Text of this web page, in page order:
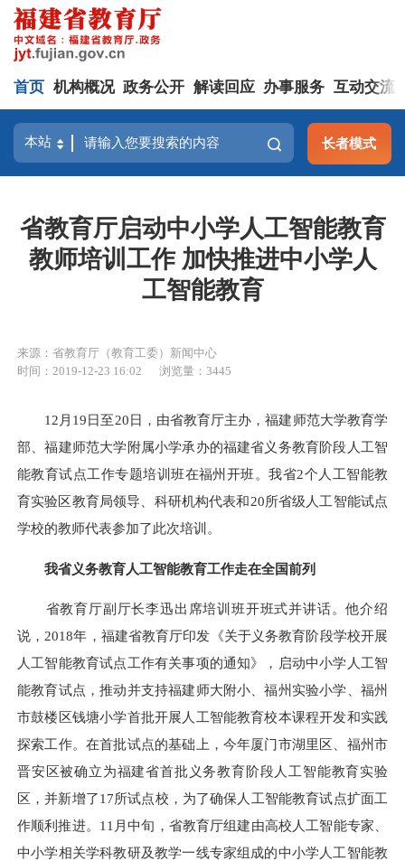
首页 机构概况 政务公开 解读回应 办事服务 互动交流
长者模式
省教育厅启动中小学人工智能教育
教师培训工作 加快推进中小学人
工智能教育
来源：省教育厅（教育工委）新闻中心
时间：2019-12-23 16:02
浏览量：3445
12月19日至20日，由省教育厅主办，福建师范大学教育学
部、福建师范大学附属小学承办的福建省义务教育阶段人工智
能教育试点工作专题培训班在福州开班。我省2个人工智能教
育实验区教育局领导、科研机构代表和20所省级人工智能试点
学校的教师代表参加了此次培训。
我省义务教育人工智能教育工作走在全国前列
省教育厅副厅长李迅出席培训班开班式并讲话。他介绍
说， 2018年 ， 福建省教育厅印发《关于义务教育阶段学校开展
人工智能教育试点工作有关事项的通知》，启动中小学人工智
能教育试点，推动并支持福建师大附小、福州实验小学、福州
市鼓楼区钱塘小学首批开展人工智能教育校本课程开发和实践
探索工作。在首批试点的基础上，今年厦门市湖里区、福州市
晋安区被确立为福建省首批义务教育阶段人工智能教育实验
区，并新增了17所试点校，为了确保人工智能教育试点扩面工
作顺利推进。 11月中旬 ， 省教育厅组建由高校人工智能专家、
中小学相关学科教研及教学一线专家组成的中小学人工智能教